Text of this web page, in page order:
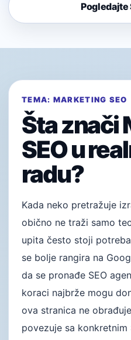
Pogledajte
TEMA: MARKETING SEO
Šta znači
SEO u
radu?
Kada neko pretražuje
obično ne traži samo
upita često stoji
se bolje rangira na
da se pronađe SEO
koraci najbrže mogu
ova stranica ne
povezuje sa konkretnim